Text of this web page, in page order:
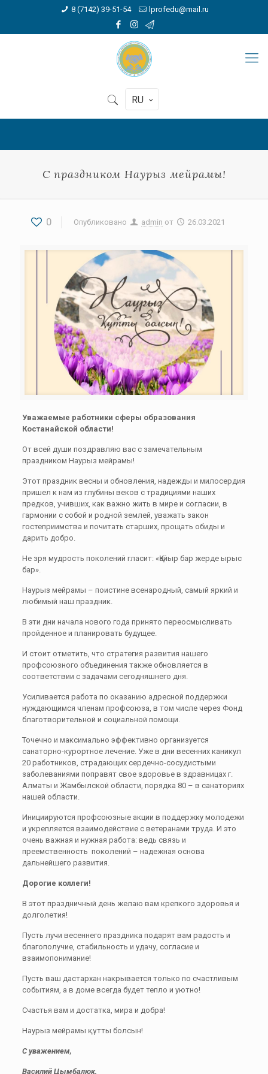
8 (7142) 39-51-54 lprofedu@mail.ru
RU
С праздником Наурыз мейрамы!
0 Опубликовано admin от 26.03.2021
Уважаемые работники сферы образования
Костанайской области!
От всей души поздравляю вас с замечательным
праздником Наурыз мейрамы!
Этот праздник весны и обновления, надежды и милосердия
пришел к нам из глубины веков с традициями наших
предков, учивших, как важно жить в мире и согласии, в
гармонии с собой и родной землей, уважать закон
гостеприимства и почитать старших, прощать обиды и
дарить добро.
Не зря мудрость поколений гласит: «Қайыр бар жерде ырыс
бар».
Наурыз мейрамы – поистине всенародный, самый яркий и
любимый наш праздник.
В эти дни начала нового года принято переосмысливать
пройденное и планировать будущее.
И стоит отметить, что стратегия развития нашего
профсоюзного объединения также обновляется в
соответствии с задачами сегодняшнего дня.
Усиливается работа по оказанию адресной поддержки
нуждающимся членам профсоюза, в том числе через Фонд
благотворительной и социальной помощи.
Точечно и максимально эффективно организуется
санаторно-курортное лечение. Уже в дни весенних каникул
20 работников, страдающих сердечно-сосудистыми
заболеваниями поправят свое здоровье в здравницах г.
Алматы и Жамбылской области, порядка 80 – в санаториях
нашей области.
Инициируются профсоюзные акции в поддержку молодежи
и укрепляется взаимодействие с ветеранами труда. И это
очень важная и нужная работа: ведь связь и
преемственность поколений – надежная основа
дальнейшего развития.
Дорогие коллеги!
В этот праздничный день желаю вам крепкого здоровья и
долголетия!
Пусть лучи весеннего праздника подарят вам радость и
благополучие, стабильность и удачу, согласие и
взаимопонимание!
Пусть ваш дастархан накрывается только по счастливым
событиям, а в доме всегда будет тепло и уютно!
Счастья вам и достатка, мира и добра!
Наурыз мейрамы құтты болсын!
С уважением,
Василий Цымбалюк,